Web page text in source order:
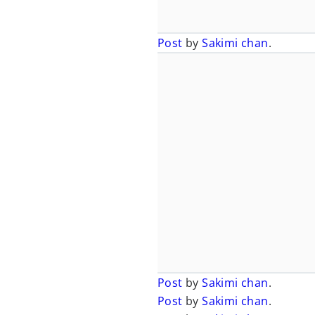
Post bySakimi chan.
Post bySakimi chan.
Post bySakimi chan.